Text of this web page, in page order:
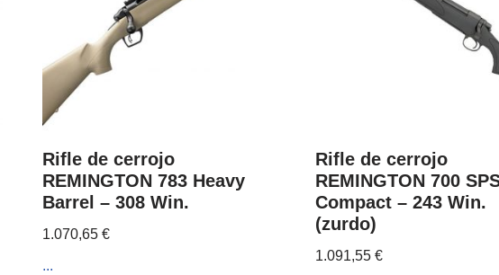
Rifle de cerrojo
REMINGTON 783 Heavy
Barrel – 308 Win.
1.070,65€
...
Rifle de cerrojo
REMINGTON 700
Compact – 243 Win.
(zurdo)
1.091,55 €